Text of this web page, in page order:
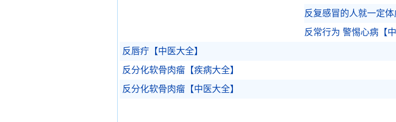
反复感冒的人就一定体
反常行为 警惕心病【中
反唇疔【中医大全】
反分化软骨肉瘤【疾病大全】
反分化软骨肉瘤【中医大全】